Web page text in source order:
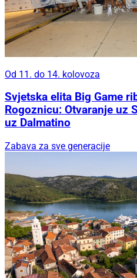
Od 11. do 14. kolovoza
Svjetska elita Big Game
Rogoznicu: Otvaranje uz
uz Dalmatino
Zabava za sve generacije